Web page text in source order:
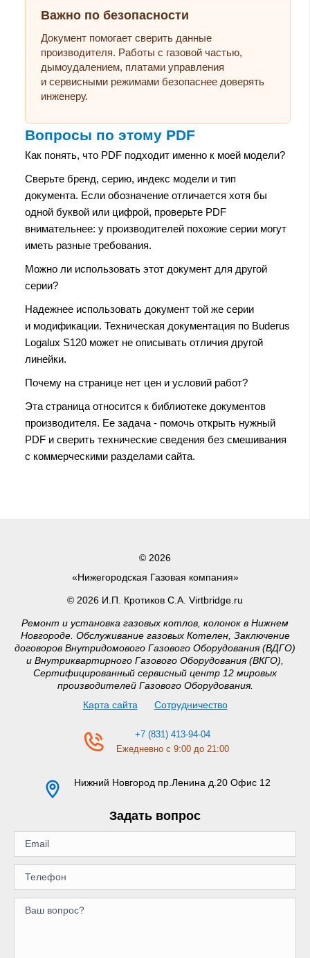
Важно по безопасности
Документ помогает сверить данные
производителя. Работы с газовой частью,
дымоудалением, платами управления
и сервисными режимами безопаснее доверять
инженеру.
Вопросы по этому PDF
Как понять, что PDF подходит именно к моей модели?
Сверьте бренд, серию, индекс модели и тип
документа. Если обозначение отличается хотя бы
одной буквой или цифрой, проверьте PDF
внимательнее: у производителей похожие серии могут
иметь разные требования.
Можно ли использовать этот документ для другой
серии?
Надежнее использовать документ той же серии
и модификации. Техническая документация по Buderus
Logalux S120 может не описывать отличия другой
линейки.
Почему на странице нет цен и условий работ?
Эта страница относится к библиотеке документов
производителя. Ее задача - помочь открыть нужный
PDF и сверить технические сведения без смешивания
с коммерческими разделами сайта.
© 2026
«Нижегородская Газовая компания»
© 2026 И.П. Кротиков С.А. Virtbridge.ru
Ремонт и установка газовых котлов, колонок в Нижнем
Новгороде. Обслуживание газовых Котелен, Заключение
договоров Внутридомового Газового Оборудования (ВДГО)
и Внутриквартирного Газового Оборудования (ВКГО),
Сертифицированный сервисный центр 12 мировых
производителей Газового Оборудования.
Карта сайта
Сотрудничество
+7 (831) 413-94-04
Ежедневно с 9:00 до 21:00
Нижний Новгород пр.Ленина д.20 Офис 12
Задать вопрос